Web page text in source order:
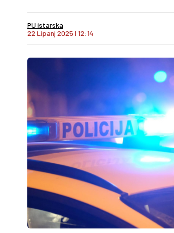
PU istarska
22 Lipanj 2025 I 12:14